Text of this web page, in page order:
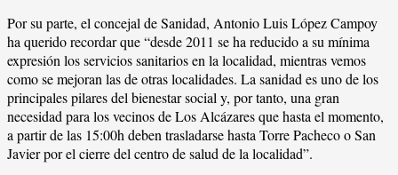
Por su parte, el concejal de Sanidad, Antonio Luis López Campoy
ha querido recordar que “desde 2011 se ha reducido a su mínima
expresión los servicios sanitarios en la localidad, mientras vemos
como se mejoran las de otras localidades. La sanidad es uno de los
principales pilares del bienestar social y, por tanto, una gran
necesidad para los vecinos de Los Alcázares que hasta el momento,
a partir de las 15:00h deben trasladarse hasta Torre Pacheco o San
Javier por el cierre del centro de salud de la localidad”.